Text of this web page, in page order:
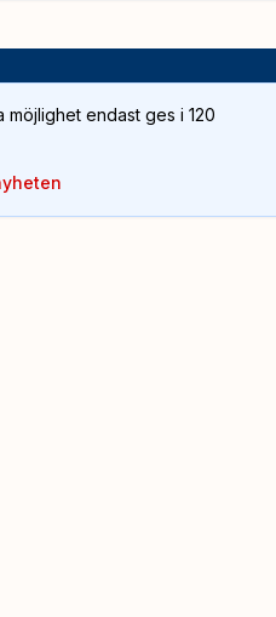
endast ges i 120